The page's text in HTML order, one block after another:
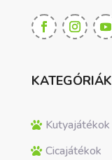
KATEGÓRIÁK
Kutyajátékok
Cicajátékok